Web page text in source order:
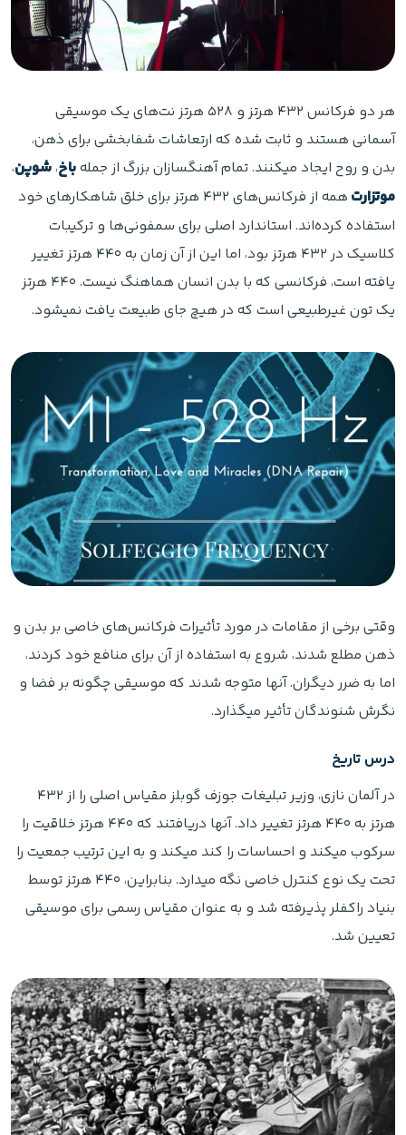
هر دو فرکانس ۴۳۲ هرتز و ۵۲۸ هرتز نت‌های یک موسیقی
آسمانی هستند و ثابت شده که ارتعاشات شفابخشی برای ذهن،
بدن و روح ایجاد میکنند. تمام آهنگسازان بزرگ از جملهباخ،شوپن،
موتزارت
همه از فرکانس‌های ۴۳۲ هرتز برای خلق شاهکارهای خود
استفاده کرده‌اند. استاندارد اصلی برای سمفونی‌ها و ترکیبات
کلاسیک در ۴۳۲ هرتز بود، اما این از آن زمان به ۴۴۰ هرتز تغییر
یافته است، فرکانسی که با بدن انسان هماهنگ نیست. ۴۴۰ هرتز
یک تون غیرطبیعی است که در هیچ جای طبیعت یافت نمیشود.
وقتی برخی از مقامات در مورد تأثیرات فرکانس‌های خاصی بر بدن و
ذهن مطلع شدند، شروع به استفاده از آن برای منافع خود کردند،
اما به ضرر دیگران. آنها متوجه شدند که موسیقی چگونه بر فضا و
نگرش‌ شنوندگان تأثیر میگذارد.
درس تاریخ
در آلمان نازی، وزیر تبلیغات جوزف گوبلز مقیاس اصلی را از ۴۳۲
هرتز به ۴۴۰ هرتز تغییر داد. آنها دریافتند که ۴۴۰ هرتز خلاقیت را
سرکوب میکند و احساسات را کند میکند و به این ترتیب جمعیت را
تحت یک نوع کنترل خاصی نگه میدارد. بنابراین، ۴۴۰ هرتز توسط
بنیاد راکفلر پذیرفته شد و به عنوان مقیاس رسمی برای موسیقی
تعیین شد.